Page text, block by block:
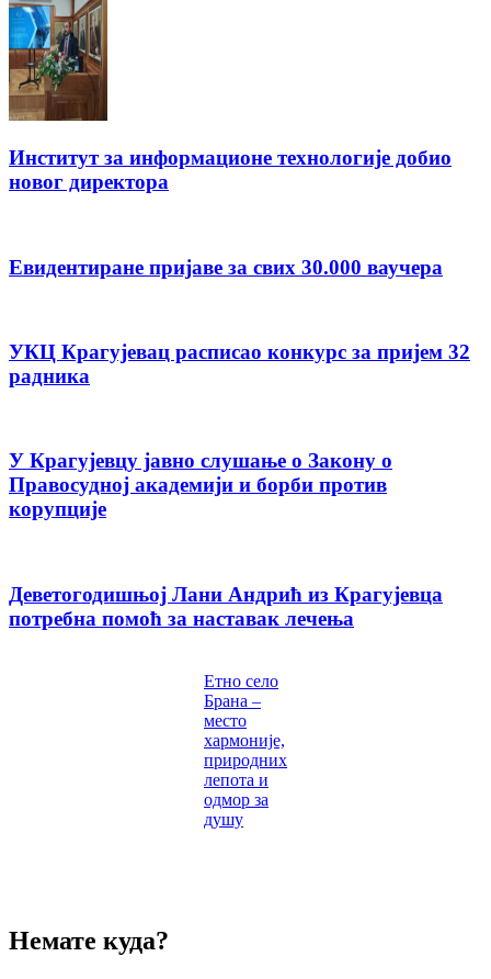
Институт за информационе технологије добио
новог директора
Евидентиране пријаве за свих 30.000 ваучера
УКЦ Крагујевац расписао конкурс за пријем 32
радника
У Крагујевцу јавно слушање о Закону о
Правосудној академији и борби против
корупције
Деветогодишњој Лани Андрић из Крагујевца
потребна помоћ за наставак лечења
Етно село
Брана –
место
хармоније,
природних
лепота и
одмор за
душу
Немате куда?